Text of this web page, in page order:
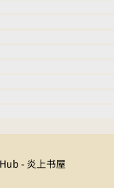
- 炎上书屋